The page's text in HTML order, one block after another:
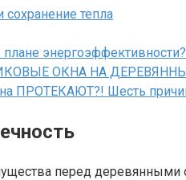
тепла
энергоэффективности?
ОКНА НА
ПРОТЕКАЮТ?! Шесть
перед деревянными